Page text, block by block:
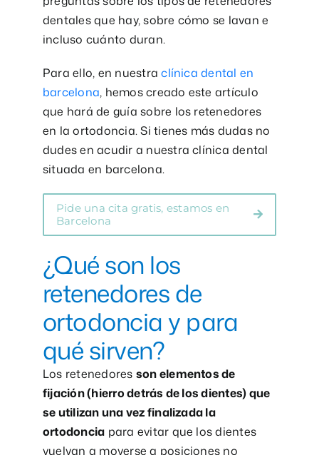
dentales que hay, sobre cómo se lavan e
incluso cuánto duran.
Para ello, en nuestraclínica dental en
barcelona, hemos creado este artículo
que hará de guía sobre los retenedores
en la ortodoncia. Si tienes más dudas no
dudes en acudir a nuestra clínica dental
situada en barcelona.
Pide una cita gratis, estamos en
Barcelona
¿Qué son los
retenedores de
ortodoncia y para
qué sirven?
Los retenedores son elementos de
fijación (hierro detrás de los dientes) que
se utilizan una vez finalizada la
ortodoncia para evitar que los dientes
vuelvan a moverse a posiciones no